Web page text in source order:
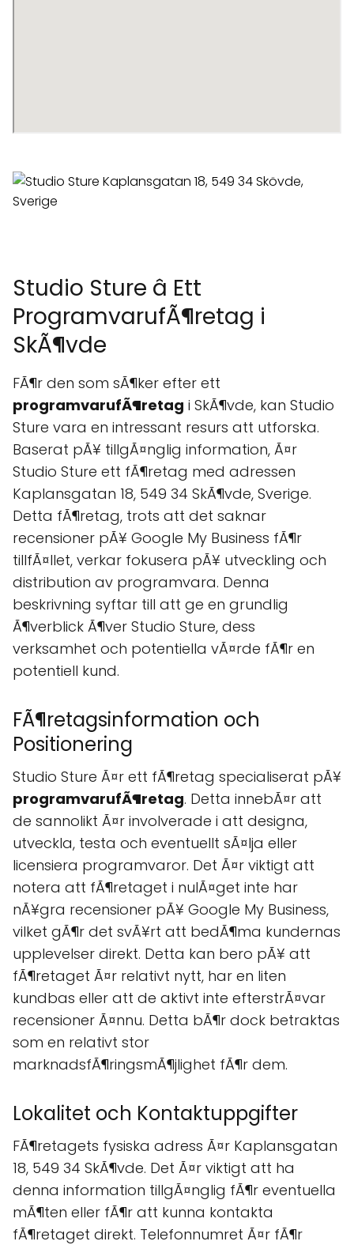
Studio Sture â Ett
ProgramvarufÃ¶retag i
SkÃ¶vde
FÃ¶r den som sÃ¶ker efter ett
programvarufÃ¶retag i SkÃ¶vde, kan Studio
Sture vara en intressant resurs att utforska.
Baserat pÃ¥ tillgÃ¤nglig information, Ã¤r
Studio Sture ett fÃ¶retag med adressen
Kaplansgatan 18, 549 34 SkÃ¶vde, Sverige.
Detta fÃ¶retag, trots att det saknar
recensioner pÃ¥ Google My Business fÃ¶r
tillfÃ¤llet, verkar fokusera pÃ¥ utveckling och
distribution av programvara. Denna
beskrivning syftar till att ge en grundlig
Ã¶verblick Ã¶ver Studio Sture, dess
verksamhet och potentiella vÃ¤rde fÃ¶r en
potentiell kund.
FÃ¶retagsinformation och
Positionering
Studio Sture Ã¤r ett fÃ¶retag specialiserat pÃ¥
programvarufÃ¶retag. Detta innebÃ¤r att
de sannolikt Ã¤r involverade i att designa,
utveckla, testa och eventuellt sÃ¤lja eller
licensiera programvaror. Det Ã¤r viktigt att
notera att fÃ¶retaget i nulÃ¤get inte har
nÃ¥gra recensioner pÃ¥ Google My Business,
vilket gÃ¶r det svÃ¥rt att bedÃ¶ma kundernas
upplevelser direkt. Detta kan bero pÃ¥ att
fÃ¶retaget Ã¤r relativt nytt, har en liten
kundbas eller att de aktivt inte efterstrÃ¤var
recensioner Ã¤nnu. Detta bÃ¶r dock betraktas
som en relativt stor
marknadsfÃ¶ringsmÃ¶jlighet fÃ¶r dem.
Lokalitet och Kontaktuppgifter
FÃ¶retagets fysiska adress Ã¤r Kaplansgatan
18, 549 34 SkÃ¶vde. Det Ã¤r viktigt att ha
denna information tillgÃ¤nglig fÃ¶r eventuella
mÃ¶ten eller fÃ¶r att kunna kontakta
fÃ¶retaget direkt. Telefonnumret Ã¤r fÃ¶r